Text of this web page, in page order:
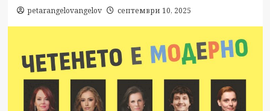
petarangelovangelov септември 10, 2025